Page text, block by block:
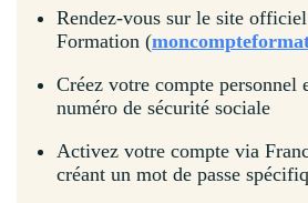
Rendez-vous sur le site
Formation (
Créez votre compte personnel
numéro de sécurité sociale
Activez votre compte via
créant un mot de passe